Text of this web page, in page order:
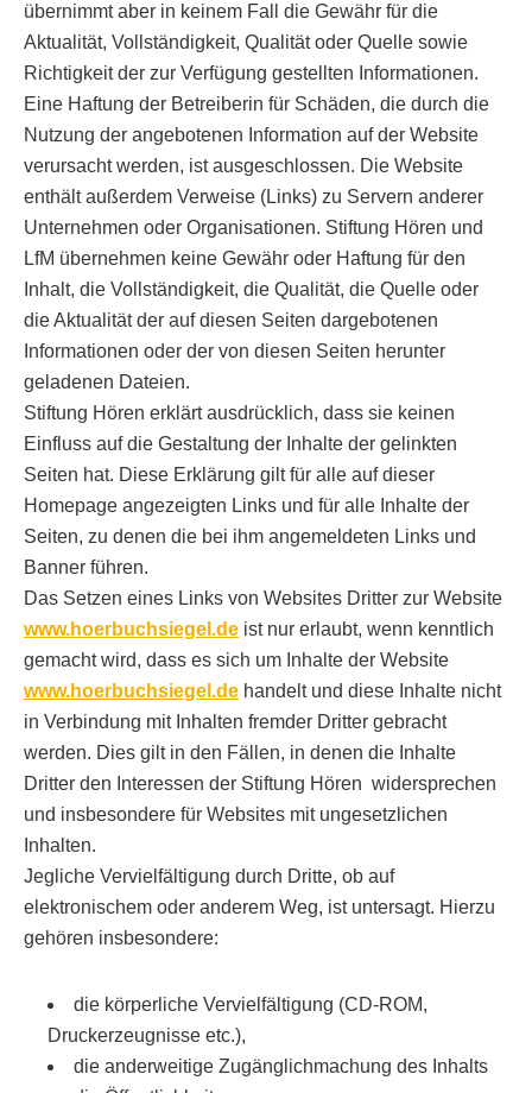
übernimmt aber in keinem Fall die Gewähr für die
Aktualität, Vollständigkeit, Qualität oder Quelle sowie
Richtigkeit der zur Verfügung gestellten Informationen.
Eine Haftung der Betreiberin für Schäden, die durch die
Nutzung der angebotenen Information auf der Website
verursacht werden, ist ausgeschlossen. Die Website
enthält außerdem Verweise (Links) zu Servern anderer
Unternehmen oder Organisationen. Stiftung Hören und
LfM übernehmen keine Gewähr oder Haftung für den
Inhalt, die Vollständigkeit, die Qualität, die Quelle oder
die Aktualität der auf diesen Seiten dargebotenen
Informationen oder der von diesen Seiten herunter
geladenen Dateien.
Stiftung Hören erklärt ausdrücklich, dass sie keinen
Einfluss auf die Gestaltung der Inhalte der gelinkten
Seiten hat. Diese Erklärung gilt für alle auf dieser
Homepage angezeigten Links und für alle Inhalte der
Seiten, zu denen die bei ihm angemeldeten Links und
Banner führen.
Das Setzen eines Links von Websites Dritter zur Website
www.hoerbuchsiegel.de ist nur erlaubt, wenn kenntlich
gemacht wird, dass es sich um Inhalte der Website
www.hoerbuchsiegel.de handelt und diese Inhalte nicht
in Verbindung mit Inhalten fremder Dritter gebracht
werden. Dies gilt in den Fällen, in denen die Inhalte
Dritter den Interessen der Stiftung Hören widersprechen
und insbesondere für Websites mit ungesetzlichen
Inhalten.
Jegliche Vervielfältigung durch Dritte, ob auf
elektronischem oder anderem Weg, ist untersagt. Hierzu
gehören insbesondere:
die körperliche Vervielfältigung (CD-ROM,
Druckerzeugnisse etc.),
die anderweitige Zugänglichmachung des Inhalts